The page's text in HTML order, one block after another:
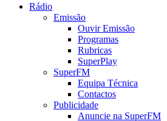
Rádio
Emissão
Ouvir Emissão
Programas
Rubricas
SuperPlay
SuperFM
Equipa Técnica
Contactos
Publicidade
Anuncie na SuperFM